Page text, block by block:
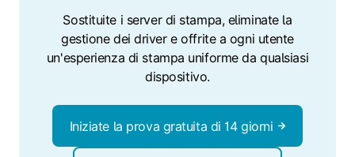
Sostituite i server di stampa, eliminate la
gestione dei driver e offrite a ogni utente
un'esperienza di stampa uniforme da qualsiasi
dispositivo.
Iniziate la prova gratuita di 14 giorni